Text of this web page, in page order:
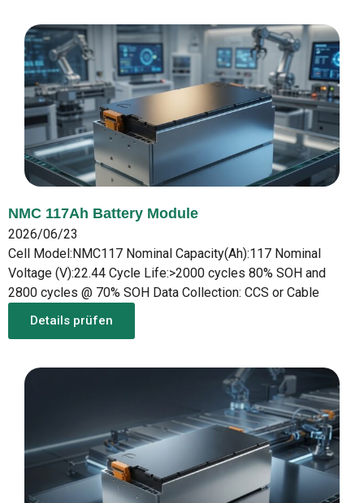
NMC 117Ah Battery Module
2026/06/23
Cell Model:NMC117 Nominal Capacity(Ah):117 Nominal
Voltage (V):22.44 Cycle Life:>2000 cycles 80% SOH and
2800 cycles @ 70% SOH Data Collection: CCS or Cable
Details prüfen